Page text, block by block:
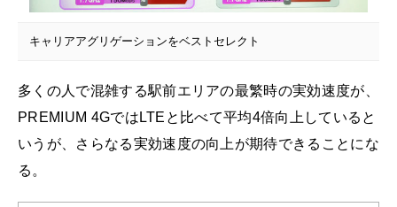
キャリアアグリゲーションをベストセレクト
多くの人で混雑する駅前エリアの最繁時の実効速度が、
PREMIUM 4GではLTEと比べて平均4倍向上していると
いうが、さらなる実効速度の向上が期待できることにな
る。